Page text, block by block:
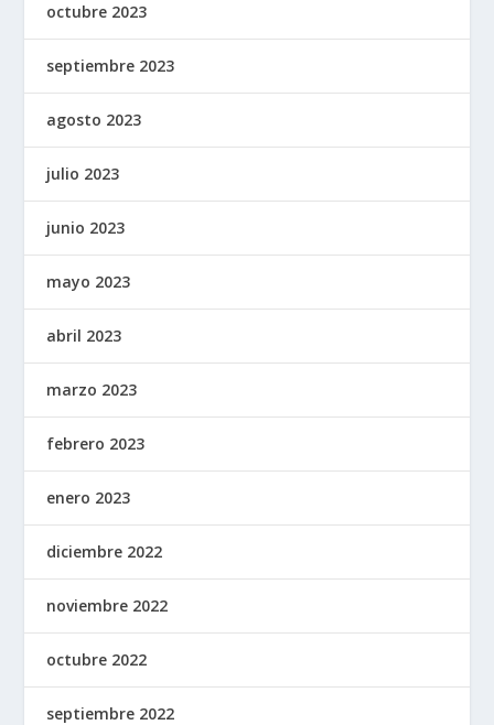
octubre 2023
septiembre 2023
agosto 2023
julio 2023
junio 2023
mayo 2023
abril 2023
marzo 2023
febrero 2023
enero 2023
diciembre 2022
noviembre 2022
octubre 2022
septiembre 2022